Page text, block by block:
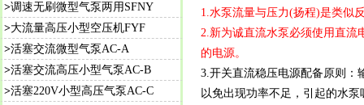
1.水泵流量与压力(扬程)是类似
2.新为诚直流水泵必须使用直流
的电源。
3.开关直流稳压电源配备原则：
以免出现功率不足，引起的水
>调速无刷微型气泵两用SFNY
>大流量高压小型空压机FYF
>活塞交流微型气泵AC-A
>活塞交流高压小型气泵AC-B
>活塞220V小型高压气泵AC-C